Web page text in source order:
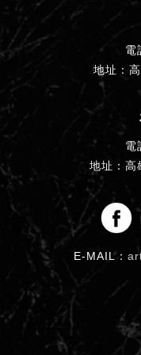
電
地址：
電
地址：高
E-MAIL：